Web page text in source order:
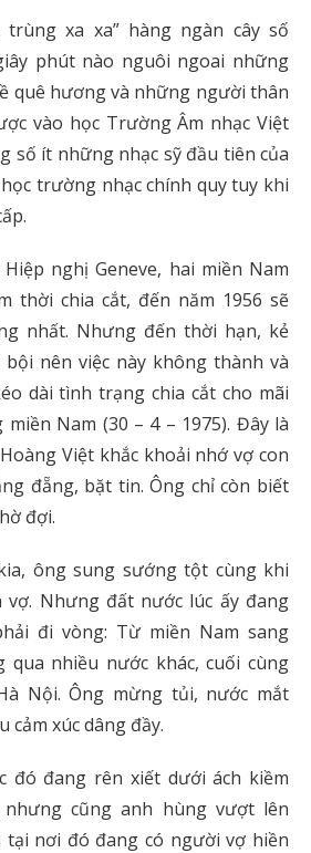
trùng xa xa” hàng ngàn cây số
phút nào nguôi ngoai những
quê hương và những người thân
vào học Trường Âm nhạc Việt
số ít những nhạc sỹ đầu tiên của
trường nhạc chính quy tuy khi
nghị Geneve, hai miền Nam
thời chia cắt, đến năm 1956 sẽ
nhất. Nhưng đến thời hạn, kẻ
nên việc này không thành và
dài tình trạng chia cắt cho mãi
Nam (30 – 4 – 1975). Đây là
Việt khắc khoải nhớ vợ con
đẵng, bặt tin. Ông chỉ còn biết
đợi.
ông sung sướng tột cùng khi
vợ. Nhưng đất nước lúc ấy đang
đi vòng: Từ miền Nam sang
qua nhiều nước khác, cuối cùng
Nội. Ông mừng tủi, nước mắt
cảm xúc dâng đầy.
đó đang rên xiết dưới ách kiềm
cũng anh hùng vượt lên
nơi đó đang có người vợ hiền